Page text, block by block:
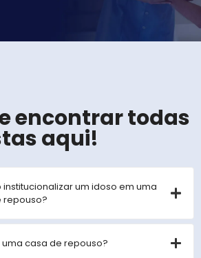
encontrar todas
aqui!
institucionalizar um idoso em uma
repouso?
uma casa de repouso?